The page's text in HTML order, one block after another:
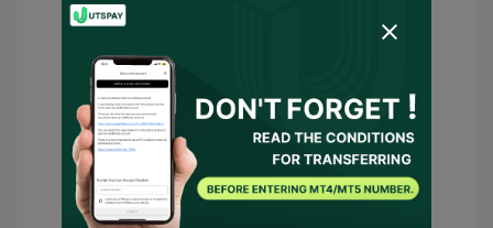
Anda telah bersetuju Syarat Penggunaan
dan Polisi Privasi dan Saya bersetuju
untuk UTSPAY bertindak sebagai wakil
saya atau menghubungi broker bagi
pihak saya. Sekiranya terdapat syarat
yang perlu, UTSPAY akan dianggap